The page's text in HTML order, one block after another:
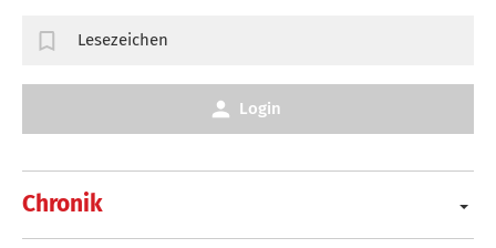
Chronik
Lesezeichen
Login